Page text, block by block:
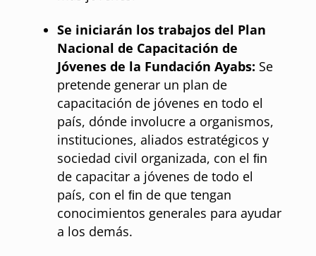
Se iniciarán los trabajos del Plan
Nacional de Capacitación de
Jóvenes de la Fundación Ayabs: Se
pretende generar un plan de
capacitación de jóvenes en todo el
país, dónde involucre a organismos,
instituciones, aliados estratégicos y
sociedad civil organizada, con el ﬁn
de capacitar a jóvenes de todo el
país, con el ﬁn de que tengan
conocimientos generales para ayudar
a los demás.